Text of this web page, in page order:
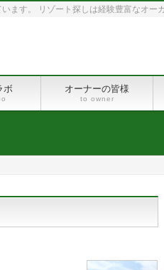
す。 リゾート探しは経験豊富なオー
ボ オーナーの皆様
to owner